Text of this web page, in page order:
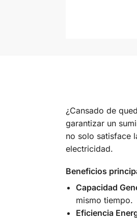
¿Cansado de
garantizar un
no solo satisface
electricidad.
Beneficios
Capacidad
mismo tiempo.
Eficiencia